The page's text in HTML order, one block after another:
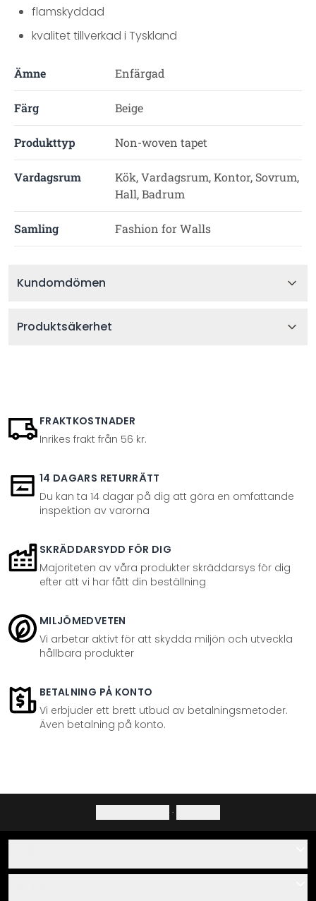
flamskyddad
kvalitet tillverkad i Tyskland
Ämne Enfärgad
Färg Beige
Produkttyp Non-woven tapet
Vardagsrum
Kök, Vardagsrum, Kontor, Sovrum,
Hall, Badrum
Samling Fashion for Walls
Kundomdömen
Produktsäkerhet
FRAKTKOSTNADER
Inrikes frakt från 56 kr.
14 DAGARS RETURRÄTT
Du kan ta 14 dagar på dig att göra en omfattande
inspektion av varorna
SKRÄDDARSYDD FÖR DIG
Majoriteten av våra produkter skräddarsys för dig
efter att vi har fått din beställning
MILJÖMEDVETEN
Vi arbetar aktivt för att skydda miljön och utveckla
hållbara produkter
BETALNING PÅ KONTO
Vi erbjuder ett brett utbud av betalningsmetoder.
Även betalning på konto.
·